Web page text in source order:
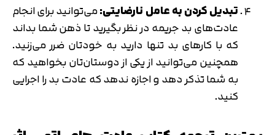
تبدیل کردن به عامل نارضایتی:می‌توانید برای انجام
عادت‌های بد جریمه در نظر بگیرید تا ذهن شما بداند
که با کارهای بد تنها دارید به خودتان ضرر می‌زنید.
همچنین می‌توانید از یکی از دوستان‌تان بخواهید که
به شما تذکر دهد و اجازه ندهد که عادت بد را اجرایی
کنید.